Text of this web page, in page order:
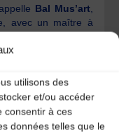
utilisons des
et/ou accéder
consentir à ces
données telles que le
Bal Mus’art,
avec un maître à
/ début du XXème
On a
on a l’intention de
un autre style,
que je trouve